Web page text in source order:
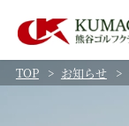
TOP
お知らせ